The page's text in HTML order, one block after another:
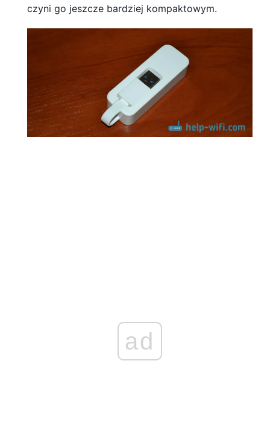
czyni go jeszcze bardziej kompaktowym.
ad